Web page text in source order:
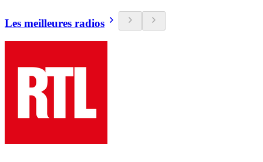
Les meilleures radios